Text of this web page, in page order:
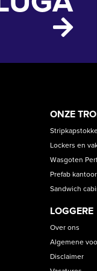
ONZE
Lockers en
Wasgoten
Prefab
Sandwich
LOGGERE
Over ons
Algemene
Disclaimer